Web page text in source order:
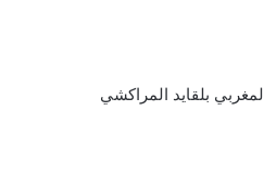
بلقايد المراكشي